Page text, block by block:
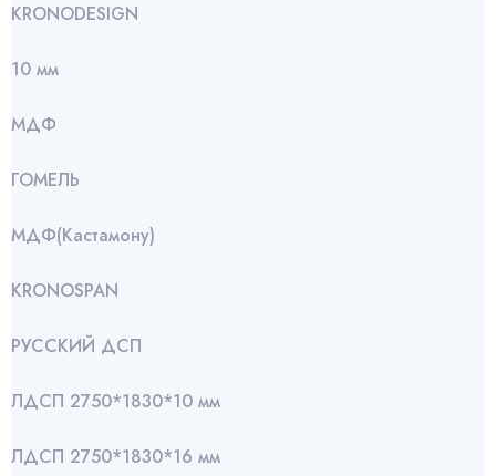
KRONODESIGN
10 мм
МДФ
ГОМЕЛЬ
МДФ(Кастамону)
KRONOSPAN
РУССКИЙ ДСП
ЛДСП 2750*1830*10 мм
ЛДСП 2750*1830*16 мм